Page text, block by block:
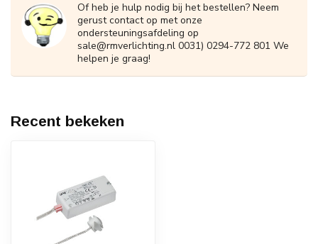
Of heb je hulp nodig bij het bestellen? Neem
gerust contact op met onze
ondersteuningsafdeling op
sale@rmverlichting.nl 0031) 0294-772 801 We
helpen je graag!
Recent bekeken